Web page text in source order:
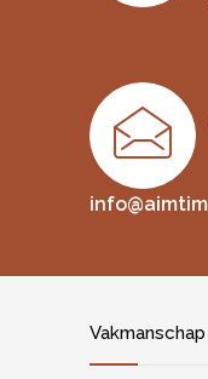
Vakmanschap